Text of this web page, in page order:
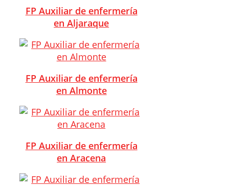
FP Auxiliar de enfermería
en Aljaraque
FP Auxiliar de enfermería
en Almonte
FP Auxiliar de enfermería
en Aracena